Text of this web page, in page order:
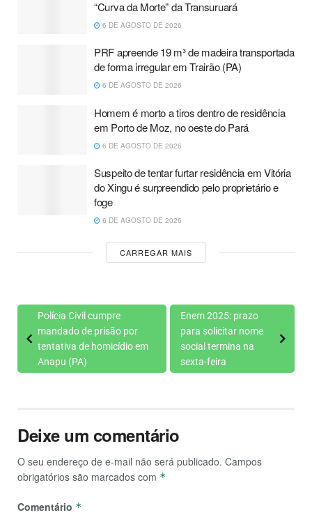
“Curva da Morte” da Transuruará
6 DE AGOSTO DE 2026
PRF apreende 19 m³ de madeira transportada
de forma irregular em Trairão (PA)
6 DE AGOSTO DE 2026
Homem é morto a tiros dentro de residência
em Porto de Moz, no oeste do Pará
6 DE AGOSTO DE 2026
Suspeito de tentar furtar residência em Vitória
do Xingu é surpreendido pelo proprietário e
foge
6 DE AGOSTO DE 2026
CARREGAR MAIS
Polícia Civil cumpre
mandado de prisão por
tentativa de homicídio em
Anapu (PA)
Enem 2025: prazo
para solicitar nome
social termina na
sexta-feira
Deixe um comentário
O seu endereço de e-mail não será publicado. Campos
obrigatórios são marcados com *
Comentário *